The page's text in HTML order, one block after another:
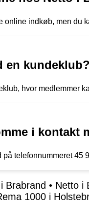
online indkøb, men du
en kundeklub?
hvor medlemmer
i kontakt
på telefonnummeret
Brabrand • Netto i
1000 i